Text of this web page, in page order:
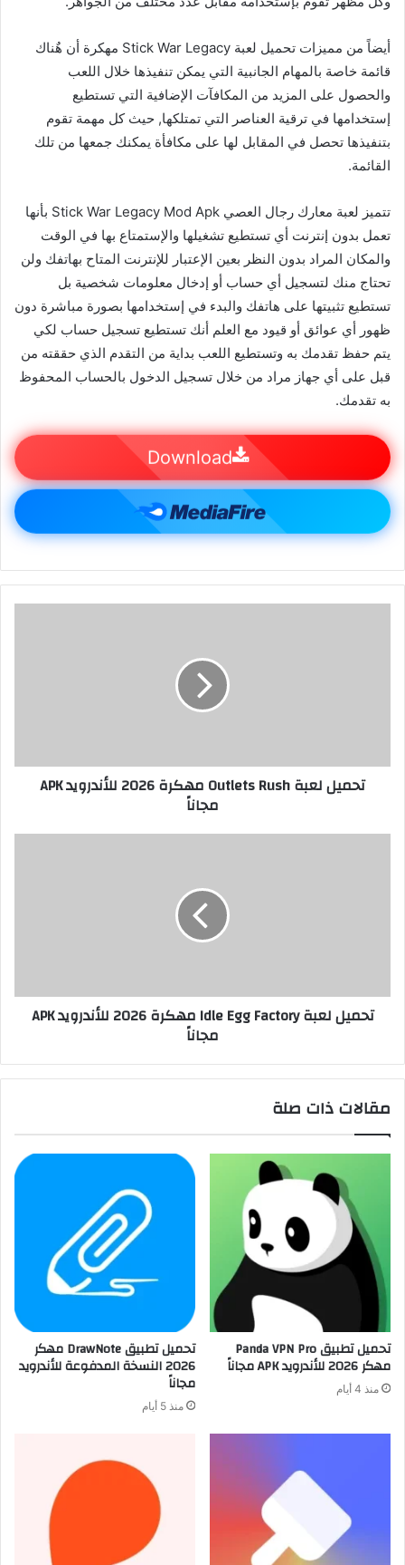
أيضاً من مميزات تحميل لعبة Stick War Legacy مهكرة أن هٌناك
قائمة خاصة بالمهام الجانبية التي يمكن تنفيذها خلال اللعب
والحصول على المزيد من المكافآت الإضافية التي تستطيع
إستخدامها في ترقية العناصر التي تمتلكها, حيث كل مهمة تقوم
بتنفيذها تحصل في المقابل لها على مكافأة يمكنك جمعها من تلك
القائمة.
تتميز لعبة معارك رجال العصي Stick War Legacy Mod Apk بأنها
تعمل بدون إنترنت أي تستطيع تشغيلها والإستمتاع بها في الوقت
والمكان المراد بدون النظر بعين الإعتبار للإنترنت المتاح بهاتفك ولن
تحتاج منك لتسجيل أي حساب أو إدخال معلومات شخصية بل
تستطيع تثبيتها على هاتفك والبدء في إستخدامها بصورة مباشرة دون
ظهور أي عوائق أو قيود مع العلم أنك تستطيع تسجيل حساب لكي
يتم حفظ تقدمك به وتستطيع اللعب بداية من التقدم الذي حققته من
قبل على أي جهاز مراد من خلال تسجيل الدخول بالحساب المحفوظ
به تقدمك.
Download
تحميل لعبة Outlets Rush مهكرة 2026 للأندرويد APK
مجاناً
تحميل لعبة Idle Egg Factory مهكرة 2026 للأندرويد APK
مجاناً
مقالات ذات صلة
تحميل تطبيق Panda VPN Pro
مهكر 2026 للأندرويد APK مجاناً
منذ 4 أيام
تحميل تطبيق DrawNote مهكر
2026 النسخة المدفوعة للأندرويد
مجاناً
منذ 5 أيام